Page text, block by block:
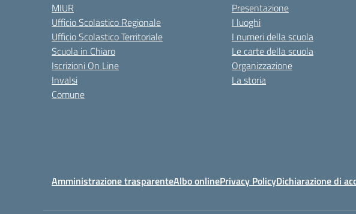
MIUR
Ufficio Scolastico Regionale
Ufficio Scolastico Territoriale
Scuola in Chiaro
Iscrizioni On Line
Invalsi
Comune
Presentazione
I luoghi
I numeri della scuola
Le carte della scuola
Organizzazione
La storia
Amministrazione trasparenteAlbo onlinePrivacy PolicyDichiarazione di